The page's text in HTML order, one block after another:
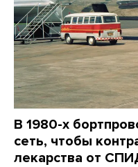
В 1980-х
сеть, чтобы
лекарства от